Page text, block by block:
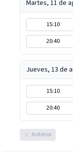
Martes, 11 de
15:10
20:40
Jueves, 13 de
15:10
20:40
Anterior